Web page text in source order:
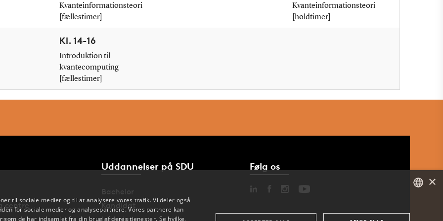
Kvanteinformationsteori
[fællestimer]
Kvanteinformationsteori
[holdtimer]
Kl. 14-16
Introduktion til
kvantecomputing
[fællestimer]
centre
Uddannelser på SDU
Bachelor
Kandidat
Følg os
×
til sociale medier og til at analysere vores trafik. Vi deler også
for sociale medier og analysepartnere. Vores partnere kan
de har indsamlet fra din brug af deres tjenester. Se hvilke,